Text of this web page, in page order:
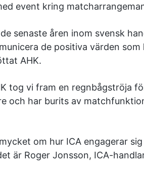
event kring
senaste åren inom svensk
de positiva värden
AHK.
tog vi fram en regnbågströja
och har burits av
om hur ICA engagerar
är Roger Jonsson, ICA-